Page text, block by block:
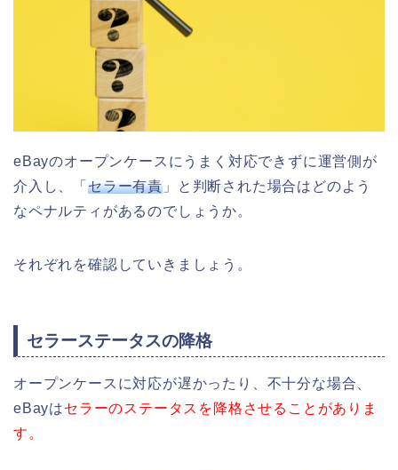
eBayのオープンケースにうまく対応できずに運営側が
介入し、「 セラー有責 」と判断された場合はどのよう
なペナルティがあるのでしょうか。
それぞれを確認していきましょう。
セラーステータスの降格
オープンケースに対応が遅かったり、不十分な場合、
eBayはセラーのステータスを降格させることがありま
す。